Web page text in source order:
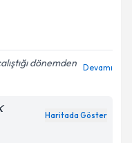
dönemden Devamı
Haritada Göster